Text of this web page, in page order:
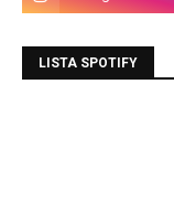
LISTA SPOTIFY